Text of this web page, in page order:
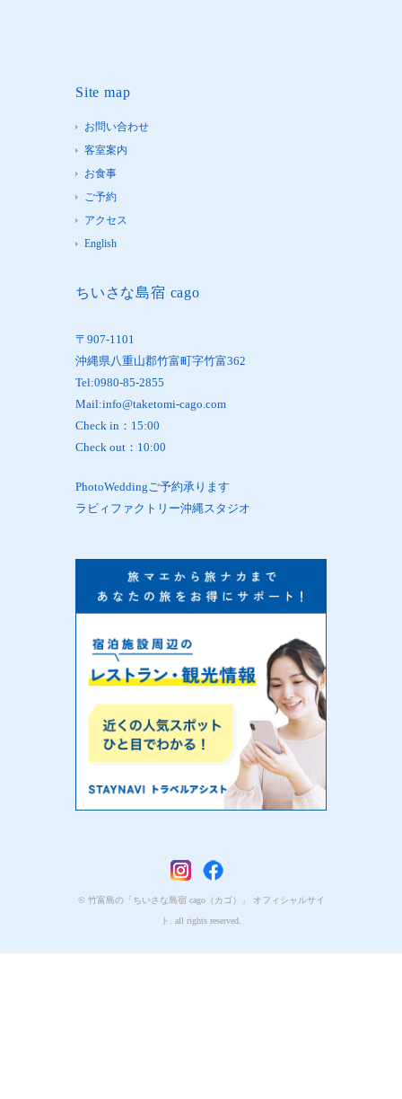
Site map
お問い合わせ
客室案内
お食事
ご予約
アクセス
English
ちいさな島宿 cago
〒907-1101
沖縄県八重山郡竹富町字竹富362
Tel:0980-85-2855
Mail:info@taketomi-cago.com
Check in：15:00
Check out：10:00
PhotoWeddingご予約承ります
ラビィファクトリー沖縄スタジオ
© 竹富島の「ちいさな島宿 cago（カゴ）」 オフィシャルサイ
ト. all rights reserved.